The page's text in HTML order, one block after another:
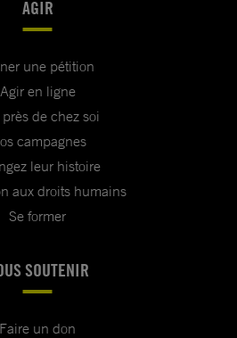
AGIR
une pétition
Agir en ligne
de chez soi
campagnes
leur histoire
aux droits humains
Se former
SOUTENIR
Faire un don